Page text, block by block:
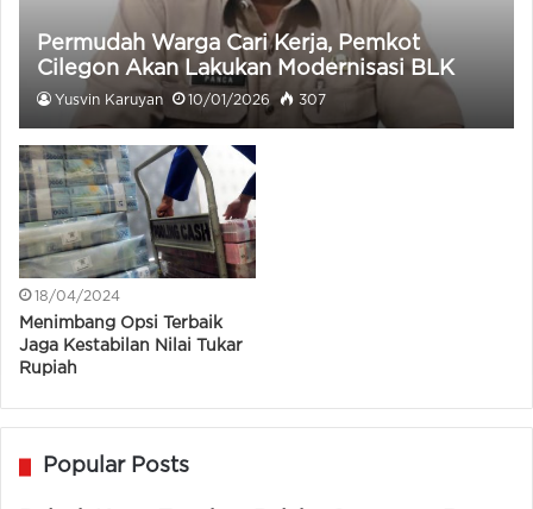
Permudah Warga Cari Kerja, Pemkot
Cilegon Akan Lakukan Modernisasi BLK
Yusvin Karuyan 10/01/2026 307
18/04/2024
Menimbang Opsi Terbaik
Jaga Kestabilan Nilai Tukar
Rupiah
Popular Posts